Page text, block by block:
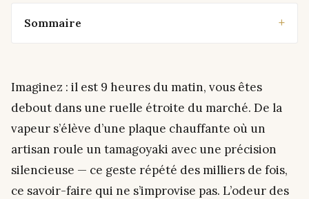
Sommaire
Imaginez : il est 9 heures du matin, vous êtes
debout dans une ruelle étroite du marché. De la
vapeur s’élève d’une plaque chauffante où un
artisan roule un tamagoyaki avec une précision
silencieuse — ce geste répété des milliers de fois,
ce savoir-faire qui ne s’improvise pas. L’odeur des